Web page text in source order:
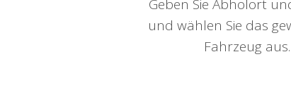
Geben Sie Abholort
und wählen Sie das
Fahrzeug aus.